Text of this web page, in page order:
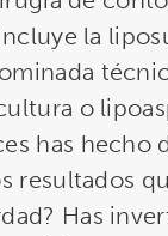
la
o
has hecho
resultados
Has